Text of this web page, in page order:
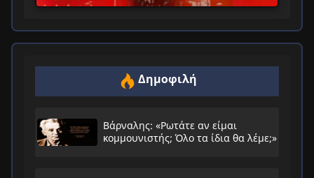
Δημοφιλή
Βάρναλης: «Ρωτάτε αν είμαι
κομμουνιστής; Όλο τα ίδια θα λέμε;»